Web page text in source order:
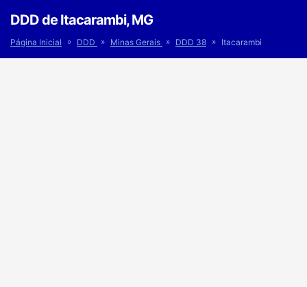
DDD de Itacarambi, MG
Página Inicial » DDD » Minas Gerais » DDD 38 » Itacarambi